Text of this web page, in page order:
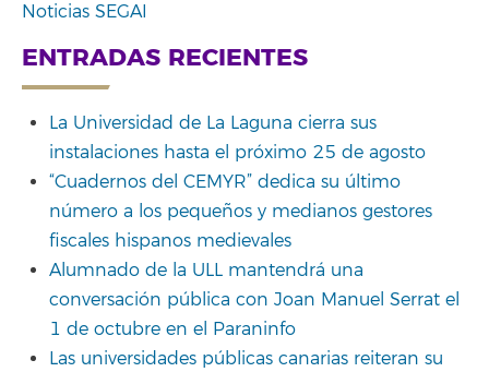
Noticias SEGAI
ENTRADAS RECIENTES
La Universidad de La Laguna cierra sus
instalaciones hasta el próximo 25 de agosto
“Cuadernos del CEMYR” dedica su último
número a los pequeños y medianos gestores
fiscales hispanos medievales
Alumnado de la ULL mantendrá una
conversación pública con Joan Manuel Serrat el
1 de octubre en el Paraninfo
Las universidades públicas canarias reiteran su